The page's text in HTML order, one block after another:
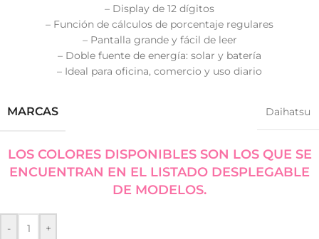
– Display de 12 dígitos
– Función de cálculos de porcentaje regulares
– Pantalla grande y fácil de leer
– Doble fuente de energía: solar y batería
– Ideal para oficina, comercio y uso diario
MARCAS Daihatsu
LOS COLORES DISPONIBLES SON LOS QUE SE
ENCUENTRAN EN EL LISTADO DESPLEGABLE
DE MODELOS.
- +